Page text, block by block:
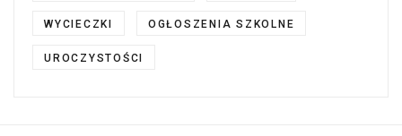
WYCIECZKI OGŁOSZENIA SZKOLNE
UROCZYSTOŚCI